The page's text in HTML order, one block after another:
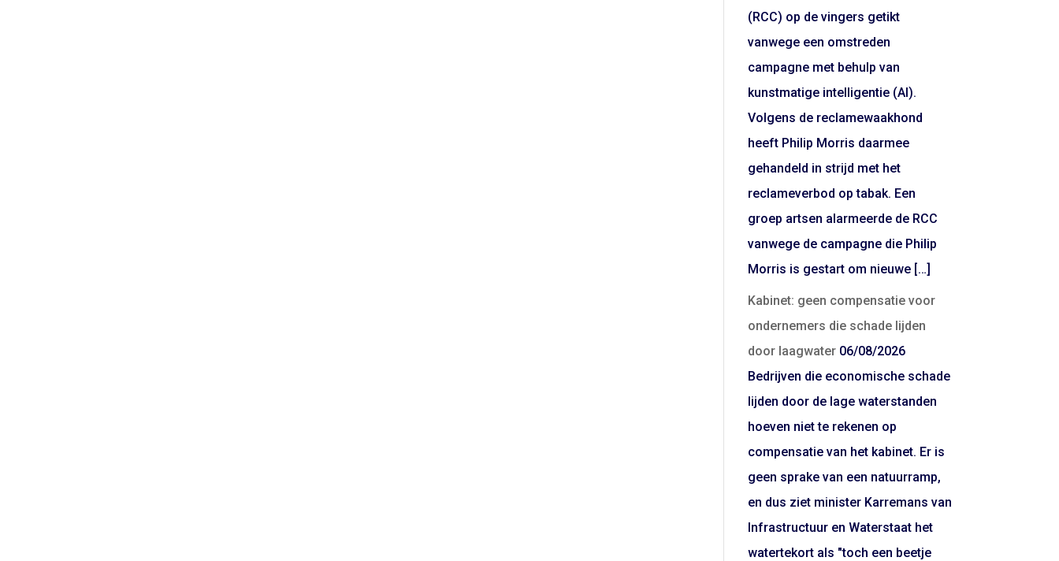
(RCC) op de vingers getikt
vanwege een omstreden
campagne met behulp van
kunstmatige intelligentie (AI).
Volgens de reclamewaakhond
heeft Philip Morris daarmee
gehandeld in strijd met het
reclameverbod op tabak. Een
groep artsen alarmeerde de RCC
vanwege de campagne die Philip
Morris is gestart om nieuwe […]
Kabinet: geen compensatie voor
ondernemers die schade lijden
door laagwater 06/08/2026
Bedrijven die economische schade
lijden door de lage waterstanden
hoeven niet te rekenen op
compensatie van het kabinet. Er is
geen sprake van een natuurramp,
en dus ziet minister Karremans van
Infrastructuur en Waterstaat het
watertekort als "toch een beetje